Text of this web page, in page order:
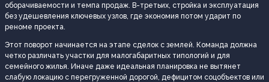
оборачиваемости и темпа продаж. В-третьих, стройка и эксплуатация
без удешевления ключевых узлов, где экономия потом ударит по
реноме проекта.
Этот поворот начинается на этапе сделок с землей. Команда должна
четко различать участки для малогабаритных типологий и для
семейного жилья. Иначе даже идеальная планировка не вытянет
слабую локацию с перегруженной дорогой, дефицитом соцобъектов или